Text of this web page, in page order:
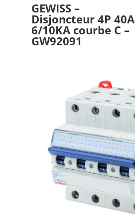
GEWISS –
Disjoncteur 4P 40A
6/10KA courbe C –
GW92091